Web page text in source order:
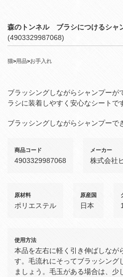
森のトンネル ブラシにつけるシャ
(4903329987068)
猫>用品>お手入れ
ブラッシングしながらシャンプーが
ラシに装着しやすく安心なシートで
ブラッシングしながらシャンプーで
商品コード
4903329987068
メーカー
株式会社
原材料
ポリエステル
原産国
日本
使用方法
本品を左右に軽く引き伸ばしなが
す。毛流れにそってブラッシング
ましょう。毛玉がある場合は、少